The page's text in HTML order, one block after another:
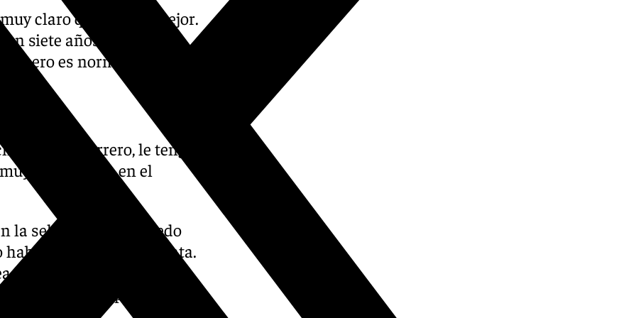
claro quien es el mejor.
siete años, hemos
pero es normal.
Es un guerrero, le tengo
importante en el
la selección. Hay quedo
y eso a mí me mata.
de no querer ni hablar
sorpresa a